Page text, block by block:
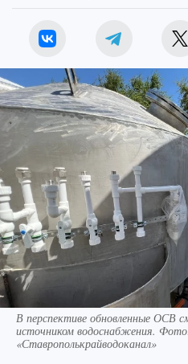
В перспективе обновленные ОСВ
источником водоснабжения.
«Ставрополькрайводоканал»